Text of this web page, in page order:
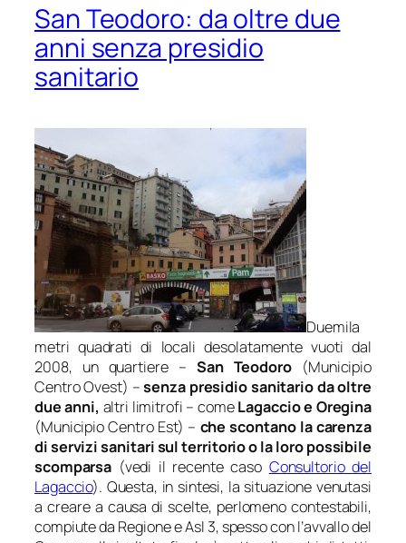
San Teodoro: da oltre due
anni senza presidio
sanitario
Duemila
metri quadrati di locali desolatamente vuoti dal
2008, un quartiere – San Teodoro(Municipio
Centro Ovest) –senza presidio sanitario da oltre
due anni, altri limitrofi – comeLagaccio e Oregina
(Municipio Centro Est) – che scontano la carenza
di servizi sanitari sul territorio o la loro possibile
scomparsa (vedi il recente caso Consultorio del
Lagaccio). Questa, in sintesi, la situazione venutasi
a creare a causa di scelte, perlomeno contestabili,
compiute da Regione e Asl 3, spesso con l’avvallo del